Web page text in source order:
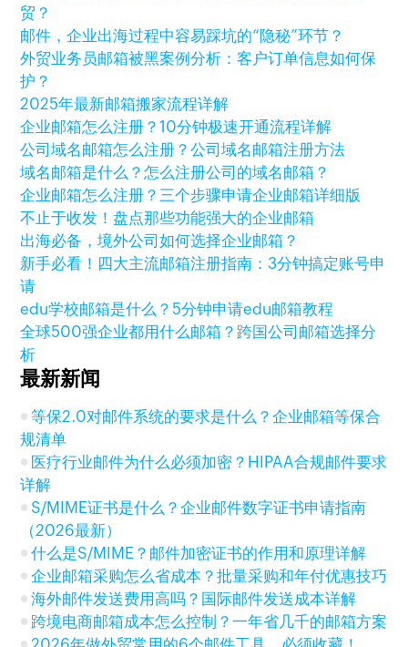
贸？
邮件，企业出海过程中容易踩坑的“隐秘”环节？
外贸业务员邮箱被黑案例分析：客户订单信息如何保
护？
2025年最新邮箱搬家流程详解
企业邮箱怎么注册？10分钟极速开通流程详解
公司域名邮箱怎么注册？公司域名邮箱注册方法
域名邮箱是什么？怎么注册公司的域名邮箱？
企业邮箱怎么注册？三个步骤申请企业邮箱详细版
不止于收发！盘点那些功能强大的企业邮箱
出海必备，境外公司如何选择企业邮箱？
新手必看！四大主流邮箱注册指南：3分钟搞定账号申
请
edu学校邮箱是什么？5分钟申请edu邮箱教程
全球500强企业都用什么邮箱？跨国公司邮箱选择分
析
最新新闻
等保2.0对邮件系统的要求是什么？企业邮箱等保合
规清单
医疗行业邮件为什么必须加密？HIPAA合规邮件要求
详解
S/MIME证书是什么？企业邮件数字证书申请指南
（2026最新）
什么是S/MIME？邮件加密证书的作用和原理详解
企业邮箱采购怎么省成本？批量采购和年付优惠技巧
海外邮件发送费用高吗？国际邮件发送成本详解
跨境电商邮箱成本怎么控制？一年省几千的邮箱方案